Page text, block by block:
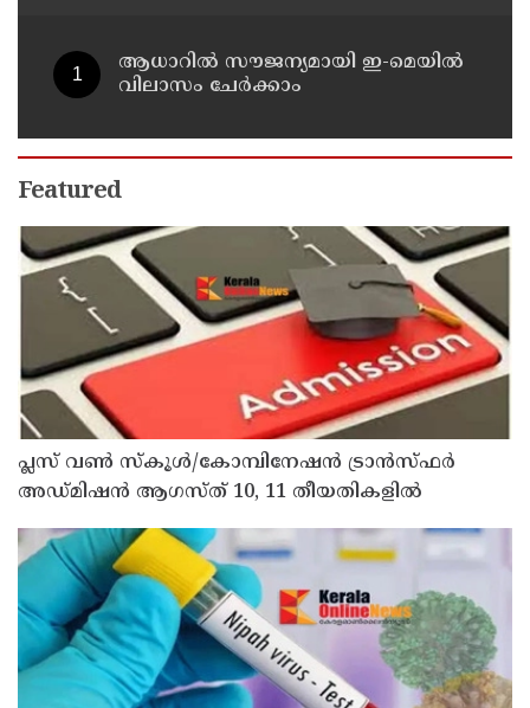
ആധാറിൽ സൗജന്യമായി ഇ-മെയിൽ
വിലാസം ചേർക്കാം
Featured
പ്ലസ് വൺ സ്‌കൂൾ/കോമ്പിനേഷൻ ട്രാൻസ്ഫർ
അഡ്മിഷൻ ആഗസ്ത് 10, 11 തീയതികളിൽ